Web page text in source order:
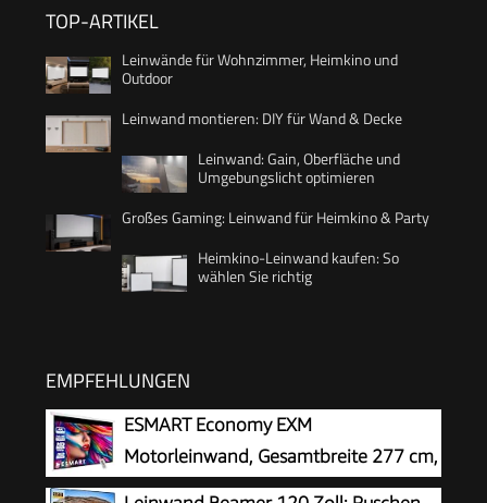
TOP-ARTIKEL
Leinwände für Wohnzimmer, Heimkino und
Outdoor
Leinwand montieren: DIY für Wand & Decke
Leinwand: Gain, Oberfläche und
Umgebungslicht optimieren
Großes Gaming: Leinwand für Heimkino & Party
Heimkino-Leinwand kaufen: So
wählen Sie richtig
EMPFEHLUNGEN
ESMART Economy EXM
Motorleinwand, Gesamtbreite 277 cm,
Tuch: Weiß